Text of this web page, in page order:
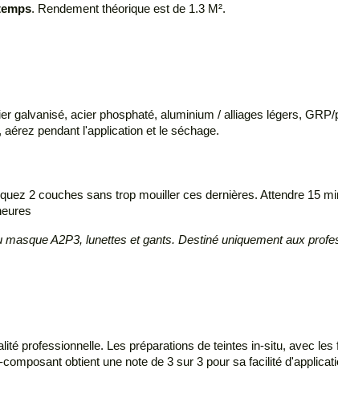
. Rendement théorique est de 1.3 M².
galvanisé, acier phosphaté, aluminium / alliages légers,
pendant l'application et le séchage.
2 couches sans trop mouiller ces dernières. Attendre 15
A2P3, lunettes et gants. Destiné uniquement aux
professionnelle. Les préparations de teintes in-situ, avec
obtient une note de 3 sur 3 pour sa facilité